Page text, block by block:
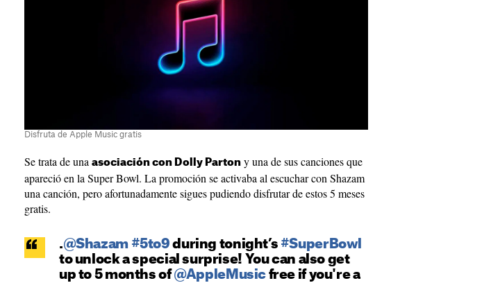
Disfruta de Apple Music gratis
Se trata de una asociación con Dolly Parton y una de sus canciones que
apareció en la Super Bowl. La promoción se activaba al escuchar con Shazam
una canción, pero afortunadamente sigues pudiendo disfrutar de estos 5 meses
gratis.
.@Shazam #5to9 during tonight’s #SuperBowl
to unlock a special surprise! You can also get
up to 5 months of@AppleMusic free if you're a